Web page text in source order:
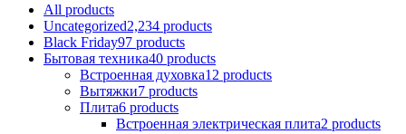
All products
Uncategorized2,234 products
Black Friday97 products
Бытовая техника40 products
Встроенная духовка12 products
Вытяжки7 products
Плита6 products
Встроенная электрическая плита2 products